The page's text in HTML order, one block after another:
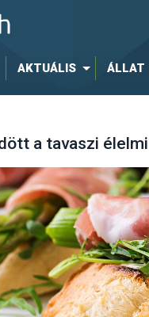
AKTUÁLIS ÁLLAT
a tavaszi